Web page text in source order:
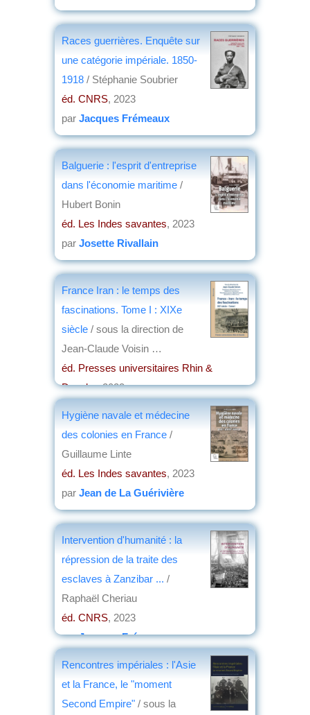
Races guerrières. Enquête sur
une catégorie impériale. 1850-
1918 / Stéphanie Soubrier
éd. CNRS, 2023
par Jacques Frémeaux
Balguerie : l'esprit d'entreprise
dans l'économie maritime /
Hubert Bonin
éd. Les Indes savantes, 2023
par Josette Rivallain
France Iran : le temps des
fascinations. Tome I : XIXe
siècle / sous la direction de
Jean-Claude Voisin …
éd. Presses universitaires Rhin &
Danube, 2023
Hygiène navale et médecine
des colonies en France /
Guillaume Linte
éd. Les Indes savantes, 2023
par Jean de La Guérivière
Intervention d'humanité : la
répression de la traite des
esclaves à Zanzibar ... /
Raphaël Cheriau
éd. CNRS, 2023
parJacques Frémeaux
Rencontres impériales : l'Asie
et la France, le "moment
Second Empire" / sous la